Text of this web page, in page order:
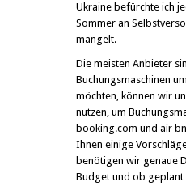
Ukraine befürchte ich
Sommer an
mangelt.
Die meisten Anbieter
Buchungsmaschinen
möchten, können wir
nutzen, um
booking.com und air
Ihnen einige
benötigen wir genaue
Budget und ob geplant